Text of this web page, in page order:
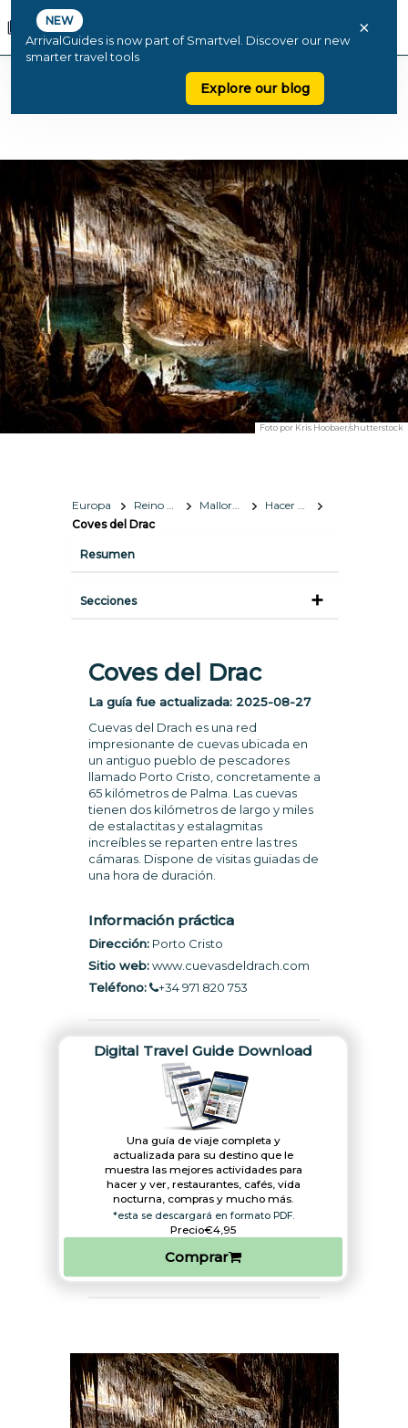
NEW
ArrivalGuides is now part of Smartvel. Discover our new
smarter travel tools
Explore our blog
×
Foto por Kris Hoobaer/shutterstock
Europa Reino de España Mallorca
Hacer y ver
Coves del Drac
Resumen
Secciones
Coves del Drac
La guía fue actualizada: 2025-08-27
Cuevas del Drach es una red
impresionante de cuevas ubicada en
un antiguo pueblo de pescadores
llamado Porto Cristo, concretamente a
65 kilómetros de Palma. Las cuevas
tienen dos kilómetros de largo y miles
de estalactitas y estalagmitas
increíbles se reparten entre las tres
cámaras. Dispone de visitas guiadas de
una hora de duración.
Información práctica
Dirección:Porto Cristo
Sitio web: www.cuevasdeldrach.com
Teléfono:
+34 971 820 753
Digital Travel Guide Download
Una guía de viaje completa y
actualizada para su destino que le
muestra las mejores actividades para
hacer y ver, restaurantes, cafés, vida
nocturna, compras y mucho más.
*esta se descargará en formato PDF.
Precio€4,95
Comprar